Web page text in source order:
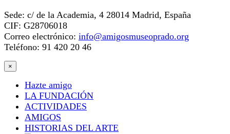
Sede: c/ de la Academia, 4 28014 Madrid, España
CIF: G28706018
Correo electrónico: info@amigosmuseoprado.org
Teléfono: 91 420 20 46
×
Hazte amigo
LA FUNDACIÓN
ACTIVIDADES
AMIGOS
HISTORIAS DEL ARTE